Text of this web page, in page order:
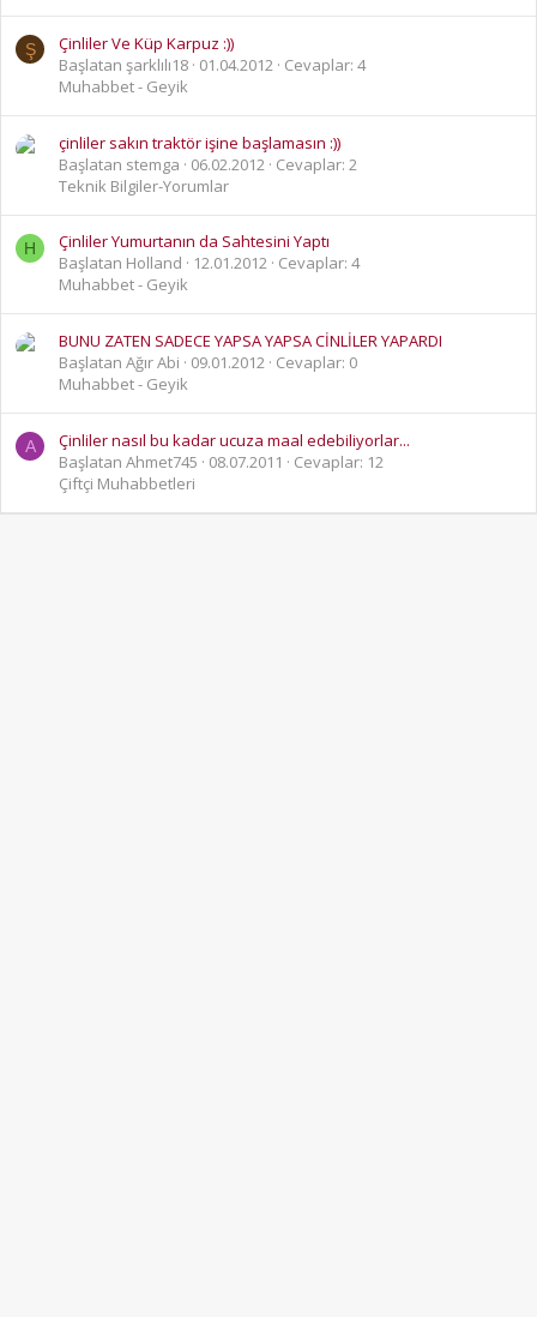
Ş
Çinliler Ve Küp Karpuz :))
Başlatan şarklılı18 01.04.2012 Cevaplar: 4
Muhabbet - Geyik
çinliler sakın traktör işine başlamasın :))
Başlatan stemga
06.02.2012
Cevaplar: 2
Teknik Bilgiler-Yorumlar
H
Çinliler Yumurtanın da Sahtesini Yaptı
Başlatan Holland
12.01.2012 Cevaplar: 4
Muhabbet - Geyik
BUNU ZATEN SADECE YAPSA YAPSA CİNLİLER YAPARDI
Başlatan Ağır Abi
09.01.2012 Cevaplar: 0
Muhabbet - Geyik
A
Çinliler nasıl bu kadar ucuza maal edebiliyorlar...
Başlatan Ahmet745
08.07.2011
Cevaplar: 12
Çiftçi Muhabbetleri